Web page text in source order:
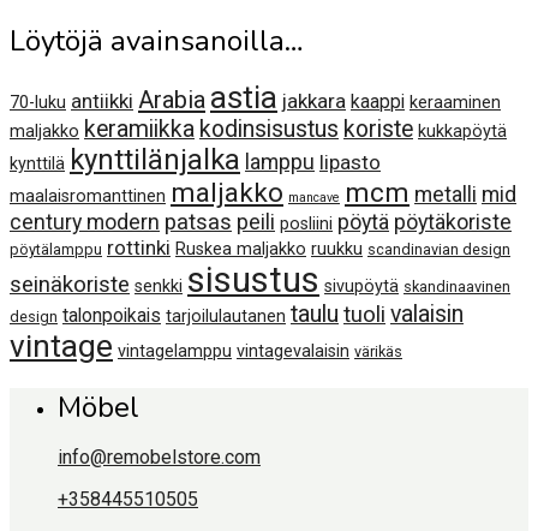
Löytöjä avainsanoilla…
70-luku antiikki Arabia astia jakkara kaappi keraaminen
maljakko keramiikka kodinsisustus koriste kukkapöytä
kynttilä kynttilänjalka lamppu lipasto
maalaisromanttinen maljakko mancave mcm metalli mid
century modern patsas peili posliini pöytä pöytäkoriste
pöytälamppu rottinki Ruskea maljakko ruukku scandinavian design
seinäkoriste senkki sisustus sivupöytä skandinaavinen
design talonpoikais tarjoilulautanen taulu tuoli valaisin
vintage vintagelamppu vintagevalaisin värikäs
Möbel
info@remobelstore.com
+358445510505